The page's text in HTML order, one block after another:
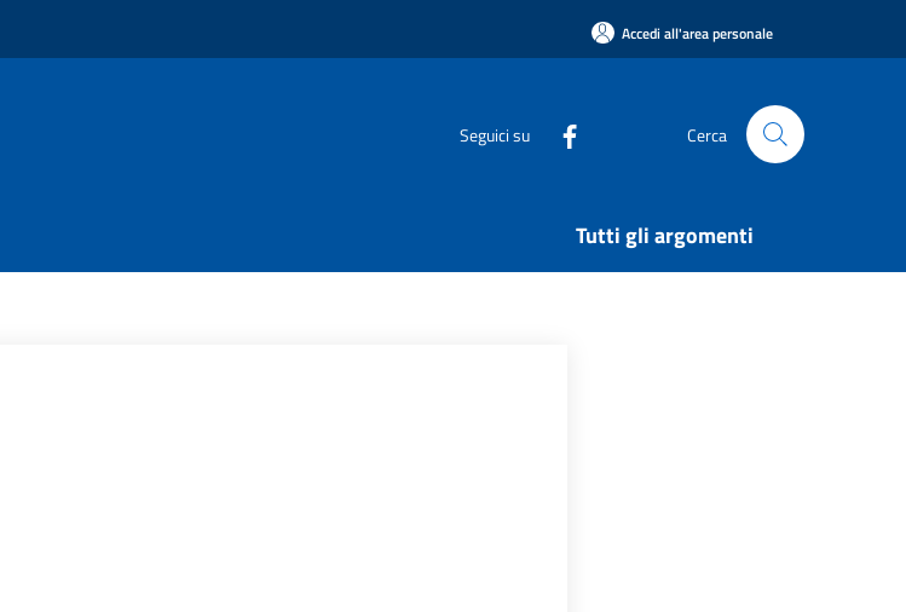
Accedi all'area personale
Seguici su Cerca
Tutti gli argomenti